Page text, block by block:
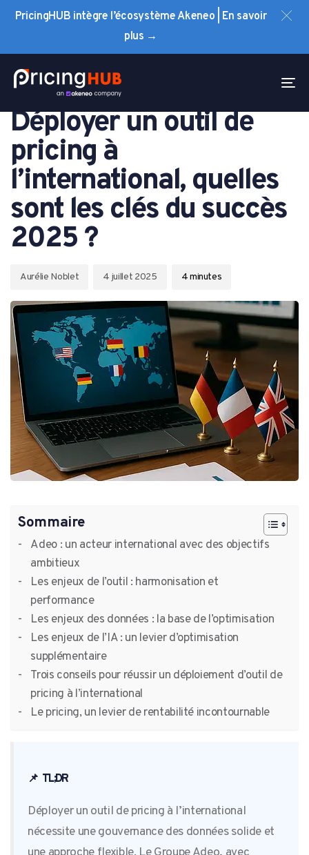
PricingHUB intègre l’écosystème Akeneo | En savoir
plus →
Skip
Skip
Skip
content
IN:
Déployer un outil de
pricing à
l’international, quelles
sont les clés du succès
2025 ?
Aurélie Noblet
on:
4 juillet 2025 4minutes
Sommaire
Adeo : un acteur international avec des objectifs
ambitieux
Les enjeux de l’outil : harmonisation et
performance
Les enjeux des données : la base de l’optimisation
Les enjeux de l’IA : un levier d’optimisation
supplémentaire
Trois conseils pour réussir un déploiement d’outil de
pricing à l’international
Le pricing, un levier de rentabilité incontournable
📌 TL;DR
Déployer un outil de pricing à l’international
nécessite une gouvernance des données solide et